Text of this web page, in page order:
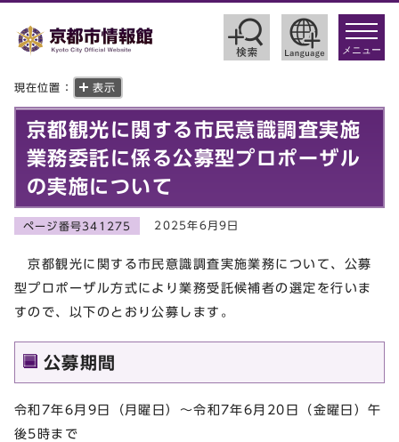
toggle
メニュー
現在位置： 表示
京都観光に関する市民意識調査実施
業務委託に係る公募型プロポーザル
の実施について
ページ番号341275 2025年6月9日
京都観光に関する市民意識調査実施業務について、公募
型プロポーザル方式により業務受託候補者の選定を行いま
すので、以下のとおり公募します。
公募期間
令和7年6月9日（月曜日）～令和7年6月20日（金曜日）午
後5時まで